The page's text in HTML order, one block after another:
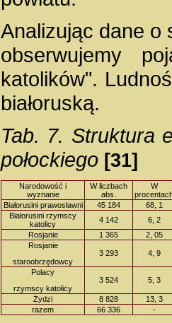
Analizując dane o
obserwujemy
katolików".
białoruską.
Tab. 7. Struktura
połockiego [31]
Narodowość i
wyznanie
W liczbach
abs.
W
Białorusini prawosławni
45 184
68, 1
Białorusini rzymscy
katolicy
4 142
6, 2
Rosjanie
1 365
2, 05
Rosjanie
staroobrzędowcy
3 293 4, 9
Polacy
rzymscy katolicy
3 524 5, 3
Żydzi 8 828
13, 3
razem
66 336 -